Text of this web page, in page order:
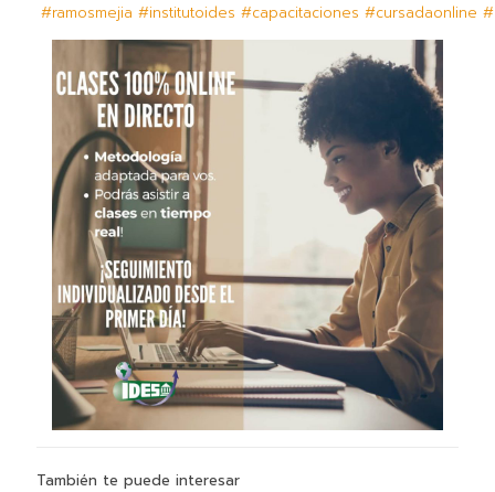
#ramosmejia #institutoides #capacitaciones #cursadaonline
También te puede interesar